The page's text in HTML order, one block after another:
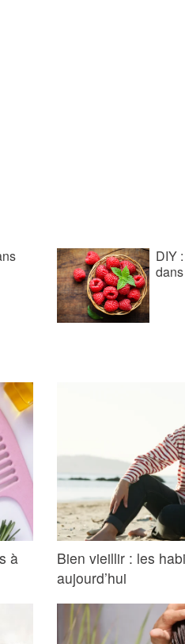
DIY
dans
à
Bien vieillir : les
aujourd’hui